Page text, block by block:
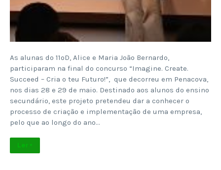
As alunas do 11ºD, Alice e Maria João Bernardo,
participaram na final do concurso “Imagine. Create.
Succeed – Cria o teu Futuro!”, que decorreu em Penacova,
nos dias 28 e 29 de maio. Destinado aos alunos do ensino
secundário, este projeto pretendeu dar a conhecer o
processo de criação e implementação de uma empresa,
pelo que ao longo do ano…
Ler +